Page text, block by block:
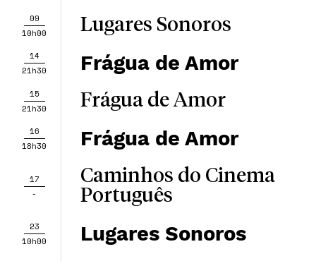
09
10h00
Lugares Sonoros
14
21h30
Frágua de Amor
15
21h30
Frágua de Amor
16
18h30
Frágua de Amor
17
-
Caminhos do Cinema
Português
23
10h00
Lugares Sonoros